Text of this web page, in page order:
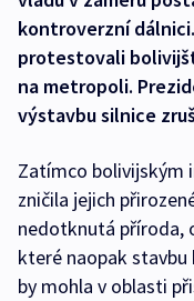
kontroverzní
protestovali
na metropoli.
výstavbu silnice
Zatímco bolivijským
zničila jejich
nedotknutá příroda,
které naopak
by mohla v oblasti